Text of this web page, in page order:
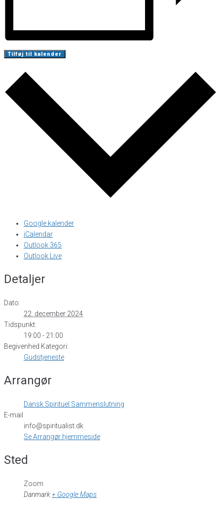
Tilføj til kalender
Google kalender
iCalendar
Outlook 365
Outlook Live
Detaljer
Dato:
22. december 2024
Tidspunkt:
19:00 - 21:00
Begivenhed Kategori:
Gudstjeneste
Arrangør
Dansk Spirituel Sammenslutning
E-mail
info@spiritualist.dk
Se Arrangør hjemmeside
Sted
Zoom
Danmark+ Google Maps